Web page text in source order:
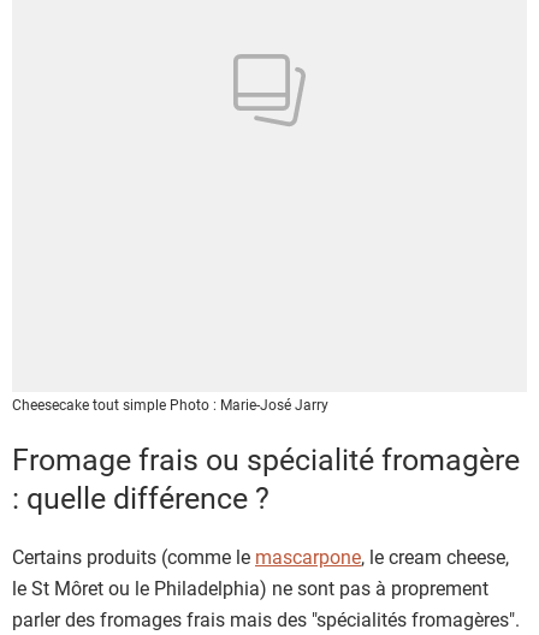
Cheesecake tout simple Photo : Marie-José Jarry
Fromage frais ou spécialité fromagère
: quelle différence ?
Certains produits (comme le mascarpone, le cream cheese,
le St Môret ou le Philadelphia) ne sont pas à proprement
parler des fromages frais mais des "spécialités fromagères".